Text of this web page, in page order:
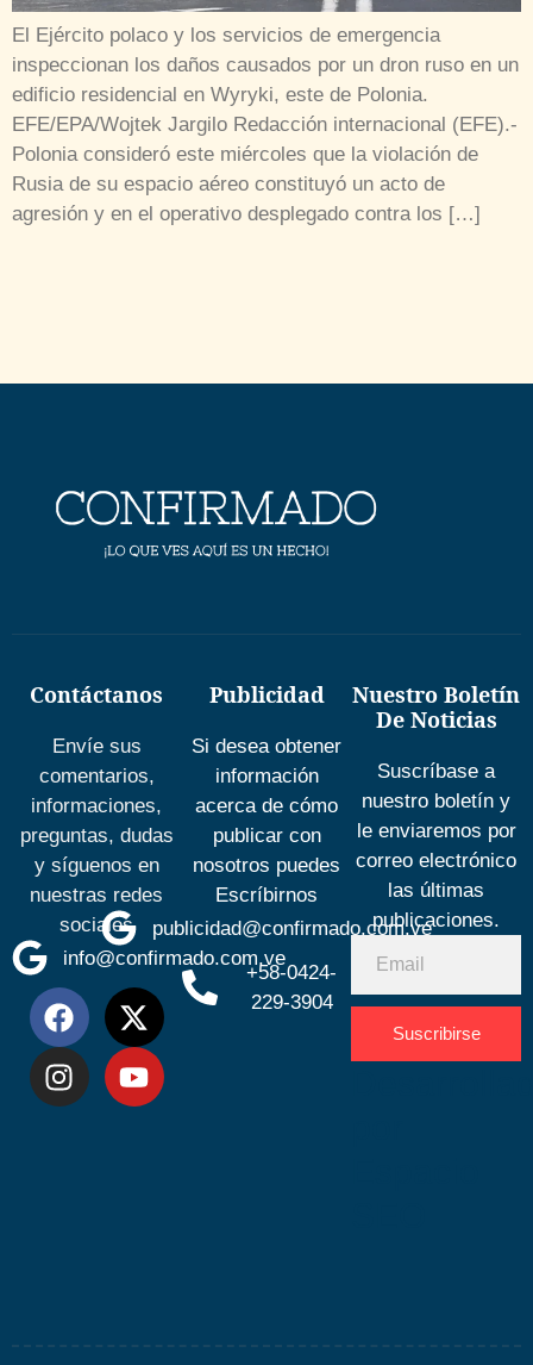
El Ejército polaco y los servicios de emergencia
inspeccionan los daños causados por un dron ruso en un
edificio residencial en Wyryki, este de Polonia.
EFE/EPA/Wojtek Jargilo Redacción internacional (EFE).-
Polonia consideró este miércoles que la violación de
Rusia de su espacio aéreo constituyó un acto de
agresión y en el operativo desplegado contra los […]
Contáctanos
Envíe sus
comentarios,
informaciones,
preguntas, dudas
y síguenos en
nuestras redes
sociales
info@confirmado.com.ve
Publicidad
Si desea obtener
información
acerca de cómo
publicar con
nosotros puedes
Escríbirnos
publicidad@confirmado.com.ve
+58-0424-
229-3904
Nuestro Boletín
De Noticias
Suscríbase a
nuestro boletín y
le enviaremos por
correo electrónico
las últimas
publicaciones.
Suscribirse